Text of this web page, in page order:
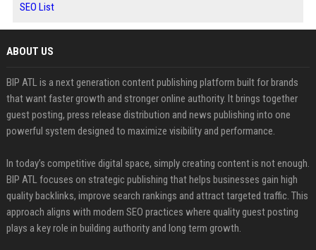
SEO List
ABOUT US
BIP ATL is a next generation content publishing platform built for brands
that want faster growth and stronger online authority. It brings together
guest posting, press release distribution and news publishing into one
powerful system designed to maximize visibility and performance.
In today’s competitive digital space, simply creating content is not enough.
BIP ATL focuses on strategic publishing that helps businesses gain high
quality backlinks, improve search rankings and attract targeted traffic. This
approach aligns with modern SEO practices where quality guest posting
plays a key role in building authority and long term growth.